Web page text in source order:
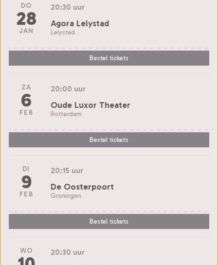
DO
28
JAN
20:30 uur
Agora Lelystad
Lelystad
Bestel tickets
ZA
6
FEB
20:00 uur
Oude Luxor Theater
Rotterdam
Bestel tickets
DI
9
FEB
20:15 uur
De Oosterpoort
Groningen
Bestel tickets
WO 20:30 uur